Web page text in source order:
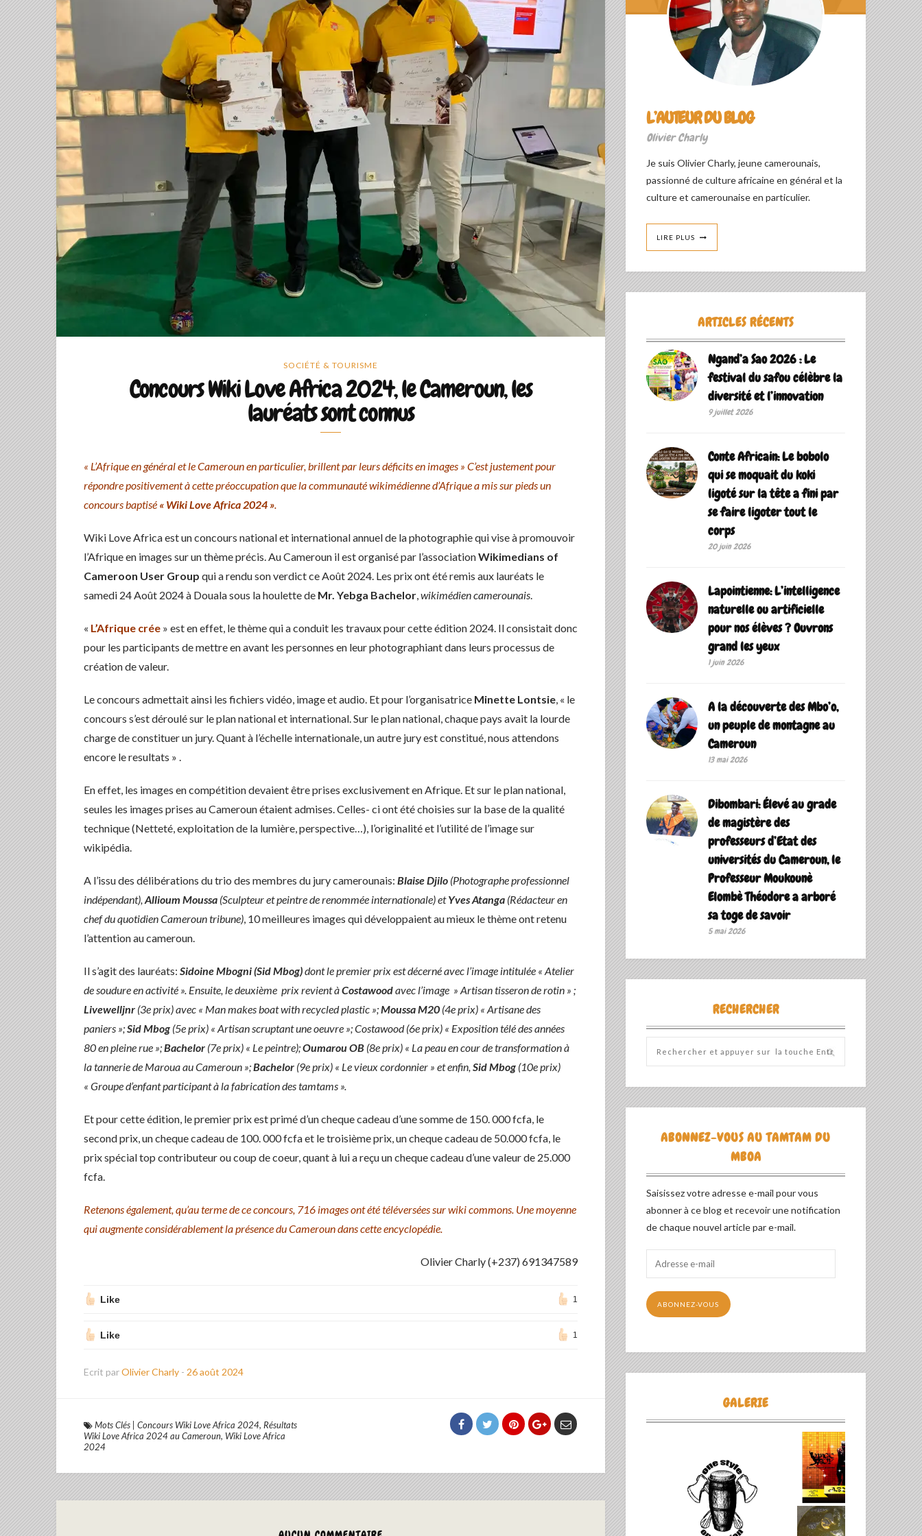
SOCIÉTÉ & TOURISME
Concours Wiki Love Africa 2024, le Cameroun, les
lauréats sont connus
« L’Afrique en général et le Cameroun en particulier, brillent par leurs déficits en images » C’est justement pour
répondre positivement à cette préoccupation que la communauté wikimédienne d’Afrique a mis sur pieds un
concours baptisé « Wiki Love Africa 2024 ».
Wiki Love Africa est un concours national et international annuel de la photographie qui vise à promouvoir
l’Afrique en images sur un thème précis. Au Cameroun il est organisé par l’associationWikimedians of
Cameroon User Group qui a rendu son verdict ce Août 2024. Les prix ont été remis aux lauréats le
samedi 24 Août 2024 à Douala sous la houlette de Mr. Yebga Bachelor,wikimédien camerounais.
« L’Afrique crée » est en effet, le thème qui a conduit les travaux pour cette édition 2024. Il consistait donc
pour les participants de mettre en avant les personnes en leur photographiant dans leurs processus de
création de valeur.
Le concours admettait ainsi les fichiers vidéo, image et audio. Et pour l’organisatrice Minette Lontsie, « le
concours s’est déroulé sur le plan national et international. Sur le plan national, chaque pays avait la lourde
charge de constituer un jury. Quant à l’échelle internationale, un autre jury est constitué, nous attendons
encore le resultats » .
En effet, les images en compétition devaient être prises exclusivement en Afrique. Et sur le plan national,
seules les images prises au Cameroun étaient admises. Celles- ci ont été choisies sur la base de la qualité
technique (Netteté, exploitation de la lumière, perspective…), l’originalité et l’utilité de l’image sur
wikipédia.
A l’issu des délibérations du trio des membres du jury camerounais: Blaise Djilo (Photographe professionnel
indépendant), Allioum Moussa (Sculpteur et peintre de renommée internationale) etYves Atanga (Rédacteur en
chef du quotidien Cameroun tribune), 10 meilleures images qui développaient au mieux le thème ont retenu
l’attention au cameroun.
Il s’agit des lauréats: Sidoine Mbogni (Sid Mbog)dont le premier prix est décerné avec l’image intitulée « Atelier
de soudure en activité ». Ensuite, le deuxième prix revient àCostawoodavec l’image » Artisan tisseron de rotin » ;
Livewelljnr (3e prix) avec « Man makes boat with recycled plastic »;Moussa M20 (4e prix) « Artisane des
paniers »;Sid Mbog (5e prix) « Artisan scruptant une oeuvre »; Costawood (6e prix) « Exposition télé des années
80 en pleine rue »;Bachelor (7e prix) « Le peintre);Oumarou OB (8e prix) « La peau en cour de transformation à
la tannerie de Maroua au Cameroun »;Bachelor (9e prix) « Le vieux cordonnier » et enfin, Sid Mbog (10e prix)
« Groupe d’enfant participant à la fabrication des tamtams ».
Et pour cette édition, le premier prix est primé d’un cheque cadeau d’une somme de 150. 000 fcfa, le
second prix, un cheque cadeau de 100. 000 fcfa et le troisième prix, un cheque cadeau de 50.000 fcfa, le
prix spécial top contributeur ou coup de coeur, quant à lui a reçu un cheque cadeau d’une valeur de 25.000
fcfa.
Retenons également, qu’au terme de ce concours, 716 images ont été téléversées sur wiki commons. Une moyenne
qui augmente considérablement la présence du Cameroun dans cette encyclopédie.
Olivier Charly (+237) 691347589
Like 1
Like 1
Ecrit parOlivier Charly - 26 août 2024
Mots Clés Concours Wiki Love Africa 2024, Résultats
Wiki Love Africa 2024 au Cameroun, Wiki Love Africa
2024
L’AUTEUR DU BLOG
Olivier Charly
Je suis Olivier Charly, jeune camerounais,
passionné de culture africaine en général et la
culture et camerounaise en particulier.
LIRE PLUS
ARTICLES RÉCENTS
Ngand’a Sao 2026 : Le
festival du safou célèbre la
diversité et l’innovation
9 juillet 2026
Conte Africain: Le bobolo
qui se moquait du koki
ligoté sur la tête a fini par
se faire ligoter tout le
corps
20 juin 2026
Lapointienne: L’intelligence
naturelle ou artificielle
pour nos élèves ? Ouvrons
grand les yeux
1 juin 2026
A la découverte des Mbo’o,
un peuple de montagne au
Cameroun
13 mai 2026
Dibombari: Élevé au grade
de magistère des
professeurs d’Etat des
universités du Cameroun, le
Professeur Moukounè
Elombè Théodore a arboré
sa toge de savoir ‎
5 mai 2026
RECHERCHER
ABONNEZ-VOUS AU TAMTAM DU
MBOA
Saisissez votre adresse e-mail pour vous
abonner à ce blog et recevoir une notification
de chaque nouvel article par e-mail.
mail
ABONNEZ-VOUS
GALERIE